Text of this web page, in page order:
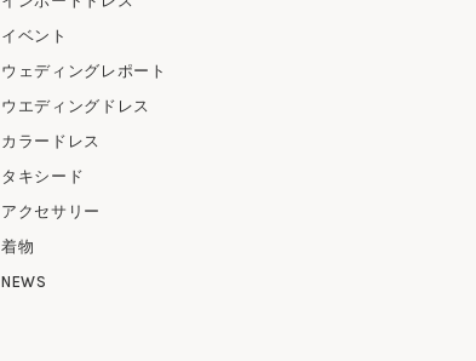
イベント
ウェディングレポート
ウエディングドレス
カラードレス
タキシード
アクセサリー
着物
NEWS